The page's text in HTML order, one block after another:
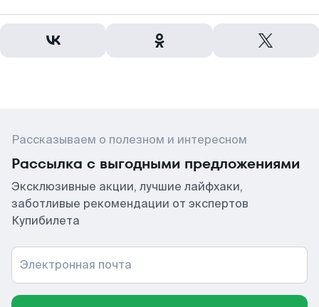
Рассказываем о полезном и интересном
Рассылка с выгодными предложениями
Эксклюзивные акции, лучшие лайфхаки,
заботливые рекомендации от экспертов
Купибилета
Электронная почта